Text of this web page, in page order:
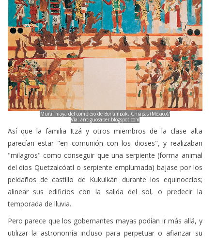
Mural maya del complejo de Bonampak, Chiapas (México)/
Vía: antiguosaber.blogspot.com
Así que la familia Itzá y otros miembros de la clase alta
parecían estar "en comunión con los dioses", y realizaban
"milagros" como conseguir que una serpiente (forma animal
del dios Quetzalcóatl o serpiente emplumada) bajase por los
peldaños de castillo de Kukulkán durante los equinoccios;
alinear sus edificios con la salida del sol, o predecir la
temporada de lluvia.
Pero parece que los gobernantes mayas podían ir más allá, y
poder político.